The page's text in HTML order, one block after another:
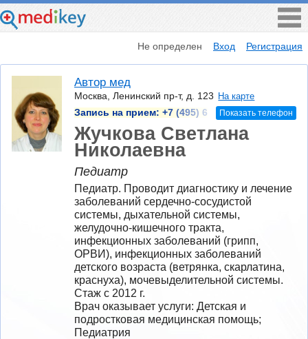
Не определен Вход Регистрация
Автор мед
Москва, Ленинский пр-т, д. 123 На карте
Запись на прием: +7 (495) 6 Показать телефон
Жучкова Светлана
Николаевна
Педиатр
Педиатр. Проводит диагностику и лечение
заболеваний сердечно-сосудистой
системы, дыхательной системы,
желудочно-кишечного тракта,
инфекционных заболеваний (грипп,
ОРВИ), инфекционных заболеваний
детского возраста (ветрянка, скарлатина,
краснуха), мочевыделительной системы.
Стаж с 2012 г.
Врач оказывает услуги: Детская и
подростковая медицинская помощь;
Педиатрия